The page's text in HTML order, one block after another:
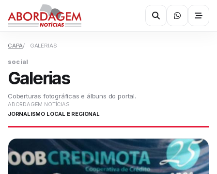
CAPA GALERIAS
social
Galerias
Coberturas fotográficas e álbuns do portal.
ABORDAGEM NOTÍCIAS
JORNALISMO LOCAL E REGIONAL